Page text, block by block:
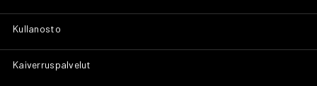
Kullanosto
Kaiverruspalvelut